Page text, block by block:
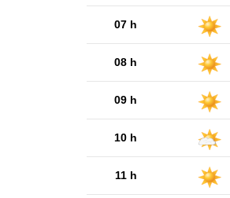
07 h
08 h
09 h
10 h
11 h